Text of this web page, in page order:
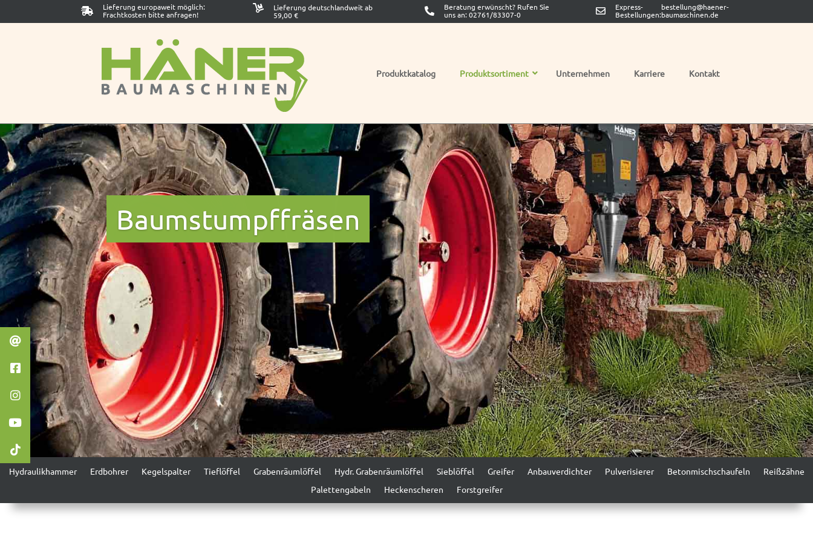
Lieferung europaweit möglich:
Frachtkosten bitte anfragen!
Lieferung deutschlandweit ab
59,00 €
Beratung erwünscht? Rufen Sie
uns an:02761/83307-0
Express-
Bestellungen:
bestellung@haener-
baumaschinen.de
Produktkatalog Produktsortiment Unternehmen Karriere Kontakt
Baum­s­tumpf­fräsen
Hydraulikham­mer Erd­bohrer Kegelspal­ter Tieflöf­fel Graben­räum­löf­fel Hydr. Graben­räum­löf­fel Sieblöf­fel Greifer Anbau­verdichter Pul­verisier­er Beton­mis­chschaufeln
Reißzähne
Palet­tenga­beln
Heck­en­scheren Forstgreifer